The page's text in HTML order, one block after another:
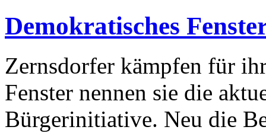
Demokratisches
Zernsdorfer kämpfen für
Fenster nennen sie die
Bürgerinitiative. Neu die